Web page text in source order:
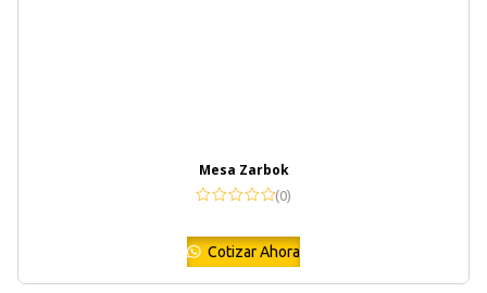
Mesa Zarbok
(0)
Cotizar Ahora